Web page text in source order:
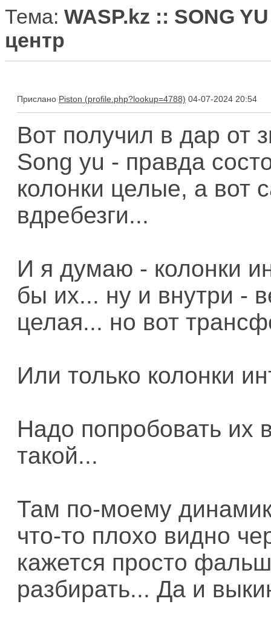
Тема: WASP.kz :: SONG
центр
Прислано Piston 04-07-2024 20:54
Вот получил в дар от
Song yu - правда
колонки целые, а вот
вдребезги...
И я думаю - колонки
бы их... ну и внутри -
целая... но вот
Или только колонки
Надо попробовать их
такой...
Там по-моему
что-то плохо видно
кажется просто
разбирать... Да и